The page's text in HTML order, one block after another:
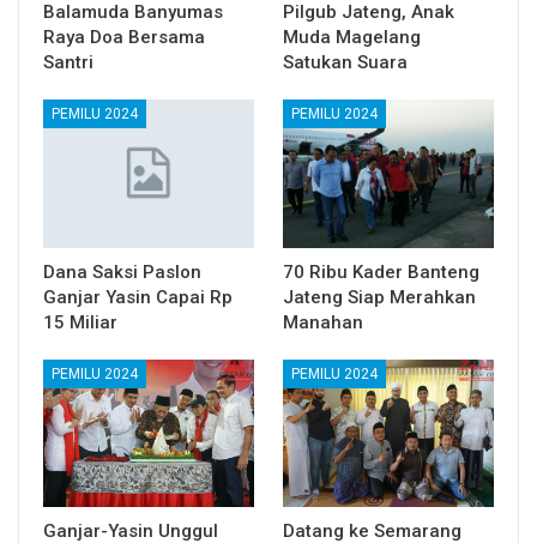
Balamuda Banyumas
Raya Doa Bersama
Santri
Pilgub Jateng, Anak
Muda Magelang
Satukan Suara
PEMILU 2024
Dana Saksi Paslon
Ganjar Yasin Capai Rp
15 Miliar
PEMILU 2024
70 Ribu Kader Banteng
Jateng Siap Merahkan
Manahan
PEMILU 2024
Ganjar-Yasin Unggul
PEMILU 2024
Datang ke Semarang